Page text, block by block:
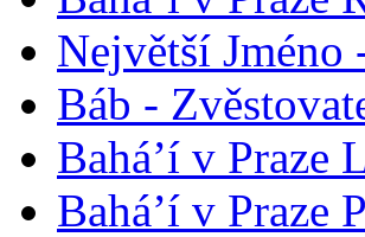
Největší Jméno
Báb -
Bahá’í v Praze
Bahá’í v Praze